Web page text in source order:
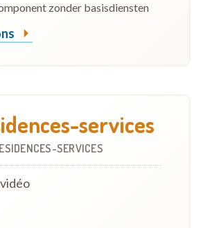
zonder basisdiensten
services
SERVICES
vidéo